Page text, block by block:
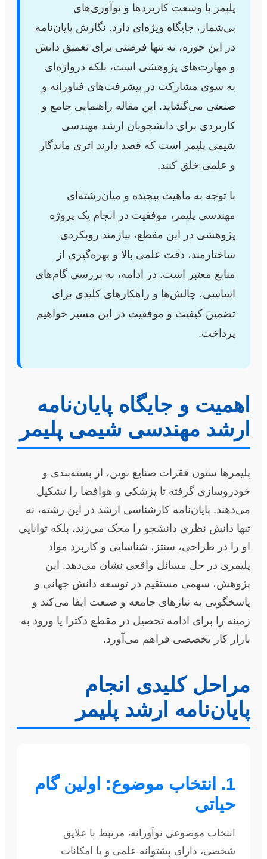
پلیمر با وسعت کاربردها و نوآوری‌های
بی‌شمار، جایگاه ویژه‌ای دارد. نگارش پایان‌نامه
در این حوزه، نه تنها فرصتی برای تعمیق دانش
و مهارت‌های پژوهشی است، بلکه دروازه‌ای
به سوی مشارکت در پیشرفت‌های فناورانه و
صنعتی می‌گشاید. این مقاله راهنمایی جامع و
کاربردی برای دانشجویان ارشد مهندسی
شیمی پلیمر است که قصد دارند اثری ماندگار
و علمی خلق کنند.
با توجه به ماهیت پیچیده و میان‌رشته‌ای
مهندسی پلیمر، موفقیت در انجام یک پروژه
پژوهشی در این مقطع، نیازمند رویکردی
ساختارمند، دقت علمی بالا و بهره‌گیری از
منابع معتبر است. در ادامه، به بررسی گام‌های
اساسی، چالش‌ها و راهکارهای کلیدی برای
تضمین کیفیت و موفقیت در این مسیر خواهیم
پرداخت.
اهمیت و جایگاه پایان‌نامه
ارشد مهندسی شیمی پلیمر
پلیمرها ستون فقرات صنایع نوین، از بسته‌بندی و
خودروسازی گرفته تا پزشکی و هوافضا را تشکیل
می‌دهند. پایان‌نامه کارشناسی ارشد در این رشته، نه
تنها دانش نظری دانشجو را محک می‌زند، بلکه توانایی
او را در طراحی، سنتز، شناسایی و کاربرد مواد
پلیمری در حل مسائل واقعی نشان می‌دهد. این
پژوهش، سهمی مستقیم در توسعه دانش جهانی و
پاسخگویی به نیازهای جامعه و صنعت ایفا می‌کند و
زمینه را برای ادامه تحصیل در مقطع دکترا یا ورود به
بازار کار تخصصی فراهم می‌آورد.
مراحل کلیدی انجام
پایان‌نامه ارشد پلیمر
1. انتخاب موضوع: اولین گام
حیاتی
انتخاب موضوعی نوآورانه، مرتبط با علایق
شخصی، دارای پشتوانه علمی و با امکانات